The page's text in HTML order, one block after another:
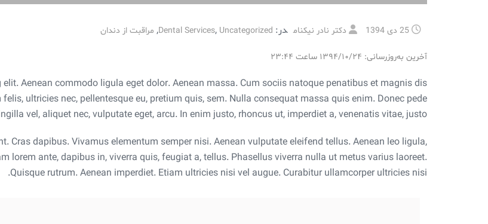
25 دی 1394 دکتر نادر نیکنام در: Dental Services, Uncategorized
, مراقبت از دندان
آخرین به‌روزرسانی: ۱۳۹۴/۱۰/۲۴ ساعت ۲۳:۴۴
Aenean commodo ligula eget dolor. Aenean massa. Cum sociis natoque penatibus et magnis dis
ultricies nec, pellentesque eu, pretium quis, sem. Nulla consequat massa quis enim. Donec pede
vel, aliquet nec, vulputate eget, arcu. In enim justo, rhoncus ut, imperdiet a, venenatis vitae, justo.
Cras dapibus. Vivamus elementum semper nisi. Aenean vulputate eleifend tellus. Aenean leo ligula,
lorem ante, dapibus in, viverra quis, feugiat a, tellus. Phasellus viverra nulla ut metus varius laoreet.
Quisque rutrum. Aenean imperdiet. Etiam ultricies nisi vel augue. Curabitur ullamcorper ultricies nisi.